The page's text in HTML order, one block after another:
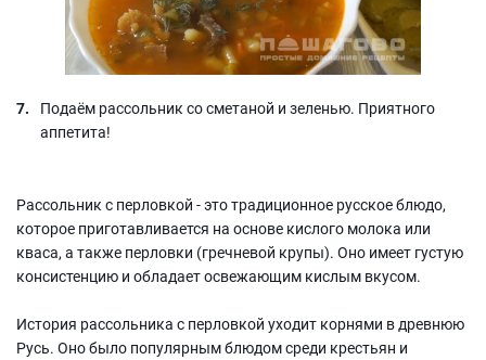
Подаём рассольник со сметаной и зеленью. Приятного
аппетита!
Рассольник с перловкой - это традиционное русское блюдо,
которое приготавливается на основе кислого молока или
кваса, а также перловки (гречневой крупы). Оно имеет густую
консистенцию и обладает освежающим кислым вкусом.
История рассольника с перловкой уходит корнями в древнюю
Русь. Оно было популярным блюдом среди крестьян и